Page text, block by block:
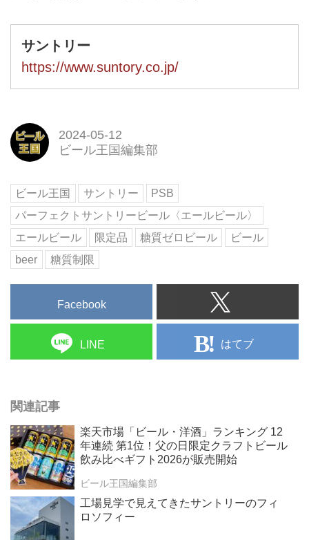
サントリー
https://www.suntory.co.jp/
2024-05-12
ビール王国編集部
ビール王国 サントリー
PSB
パーフェクトサントリービール〈エールビール〉
エールビール
限定品 糖質ゼロビール
ビール
beer
糖質制限
Facebook
LINE はてブ
関連記事
楽天市場「ビール・洋酒」ランキング 12
年連続 第1位！父の日限定クラフトビール
飲み比べギフト2026が販売開始
ビール王国編集部
工場見学で見えてきたサントリーのフィ
ロソフィー